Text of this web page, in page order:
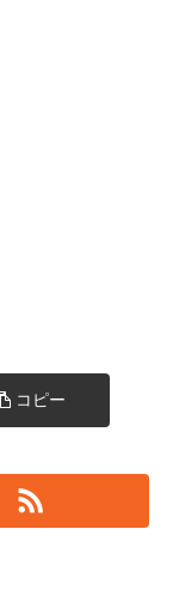
コピー